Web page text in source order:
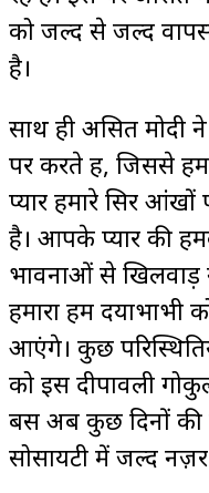
को जल्द से जल्द
है।
साथ ही असित मोदी
पर करते हैं, जिससे
प्यार हमारे सिर आंखों
है। आपके प्यार की
भावनाओं से खिलवाड़
हमारा हम
आएंगे। कुछ
को इस दीपावली
बस अब कुछ दिनों की
सोसायटी में जल्द